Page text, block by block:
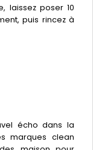
laissez poser 10
puis rincez à
écho dans la
marques clean